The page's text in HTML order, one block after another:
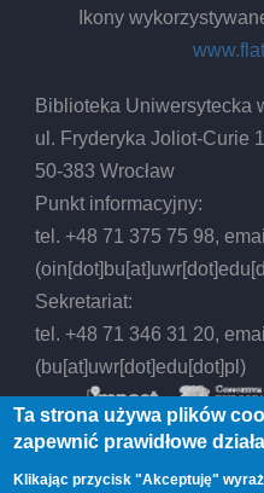
Ikony
Biblioteka Uniwersytecka
ul. Fryderyka Joliot-Curie
50-383 Wrocław
Punkt informacyjny:
tel. +48 71 375 75 98,
Sekretariat:
tel. +48 71 346 31 20,
(bu[at]uwr[dot]edu[dot]pl)
Ta strona używa plików
zapewnić prawidłowe
Klikając przycisk "Akceptuję"